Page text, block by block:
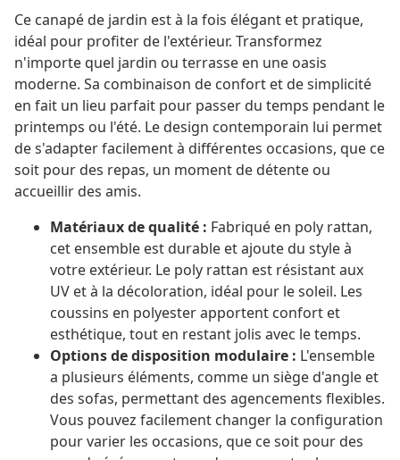
Ce canapé de jardin est à la fois élégant et pratique,
idéal pour profiter de l'extérieur. Transformez
n'importe quel jardin ou terrasse en une oasis
moderne. Sa combinaison de confort et de simplicité
en fait un lieu parfait pour passer du temps pendant le
printemps ou l'été. Le design contemporain lui permet
de s'adapter facilement à différentes occasions, que ce
soit pour des repas, un moment de détente ou
accueillir des amis.
Matériaux de qualité : Fabriqué en poly rattan,
cet ensemble est durable et ajoute du style à
votre extérieur. Le poly rattan est résistant aux
UV et à la décoloration, idéal pour le soleil. Les
coussins en polyester apportent confort et
esthétique, tout en restant jolis avec le temps.
Options de disposition modulaire : L'ensemble
a plusieurs éléments, comme un siège d'angle et
des sofas, permettant des agencements flexibles.
Vous pouvez facilement changer la configuration
pour varier les occasions, que ce soit pour des